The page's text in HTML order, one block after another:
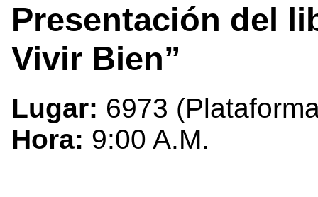
Presentación del
Vivir Bien”
Lugar: 6973
Hora: 9:00 A.M.